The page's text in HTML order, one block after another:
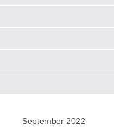
September 2022